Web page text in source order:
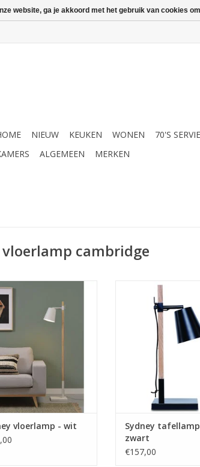
NIEUW KEUKEN WONEN 70'S
ALGEMEEN MERKEN
cambridge
vloerlamp als
in jouw
woonkamer
AAN WINKELWAGEN
vloerlamp - wit
De perfecte
sfeerverlichting in
woonkamer
TOEVOEGEN AAN
Sydney
zwart
€157,00
website, ga je akkoord met het gebruik van cookies